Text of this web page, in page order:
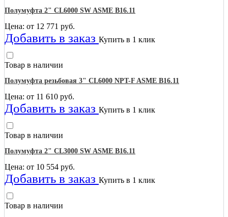
Полумуфта 2" CL6000 SW ASME B16.11
Цена: от 12 771 руб.
Добавить в заказ Купить в 1 клик
Товар в наличии
Полумуфта резьбовая 3" CL6000 NPT-F ASME B16.11
Цена: от 11 610 руб.
Добавить в заказ Купить в 1 клик
Товар в наличии
Полумуфта 2" CL3000 SW ASME B16.11
Цена: от 10 554 руб.
Добавить в заказ Купить в 1 клик
Товар в наличии